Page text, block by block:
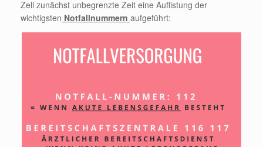
Zell zunächst unbegrenzte Zeit eine Auflistung der
wichtigsten Notfallnummern aufgeführt: